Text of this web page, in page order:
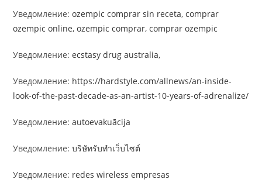
Уведомление:ozempic comprar sin receta, comprar
ozempic online, ozempic comprar, comprar ozempic
Уведомление:ecstasy drug australia,
Уведомление: https://hardstyle.com/allnews/an-inside-
look-of-the-past-decade-as-an-artist-10-years-of-adrenalize/
Уведомление:autoevakuācija
Уведомление:บริษัทรับทำเว็บไซต์
Уведомление: redes wireless empresas